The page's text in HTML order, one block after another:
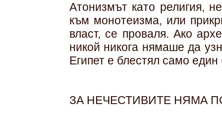
Атонизмът като религия,
към монотеизма, или
власт, се проваля. Ако
никой никога нямаше да
Египет е блестял само един
ЗА НЕЧЕСТИВИТЕ НЯМА